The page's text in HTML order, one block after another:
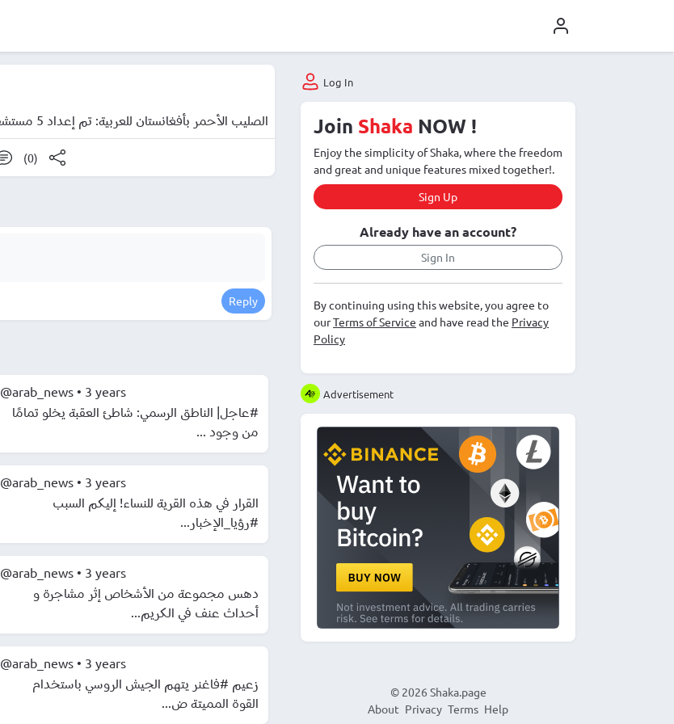
الصليب الأحمر بأفغانستان للعربية: تم إعداد 5 مستشفيات لإجراء الجراحات الطبية
(0)
Reply
@arab_news • 3 years
#عاجل| الناطق الرسمي: شاطئ العقبة يخلو تمامًا
من وجود ...
@arab_news • 3 years
القرار في هذه القرية للنساء! إليكم السبب
#رؤيا_الإخبار...
@arab_news • 3 years
دهس مجموعة من الأشخاص إثر مشاجرة و
أحداث عنف في الكريم...
@arab_news • 3 years
زعيم #فاغنر يتهم الجيش الروسي باستخدام
القوة المميتة ض...
Log In
Join Shaka NOW !
Enjoy the simplicity of Shaka, where the freedom
and great and unique features mixed together!.
Sign Up
Already have an account?
Sign In
By continuing using this website, you agree to
ourTerms of Service and have read the Privacy
Policy
Advertisement
© 2026 Shaka.page
About Privacy Terms Help